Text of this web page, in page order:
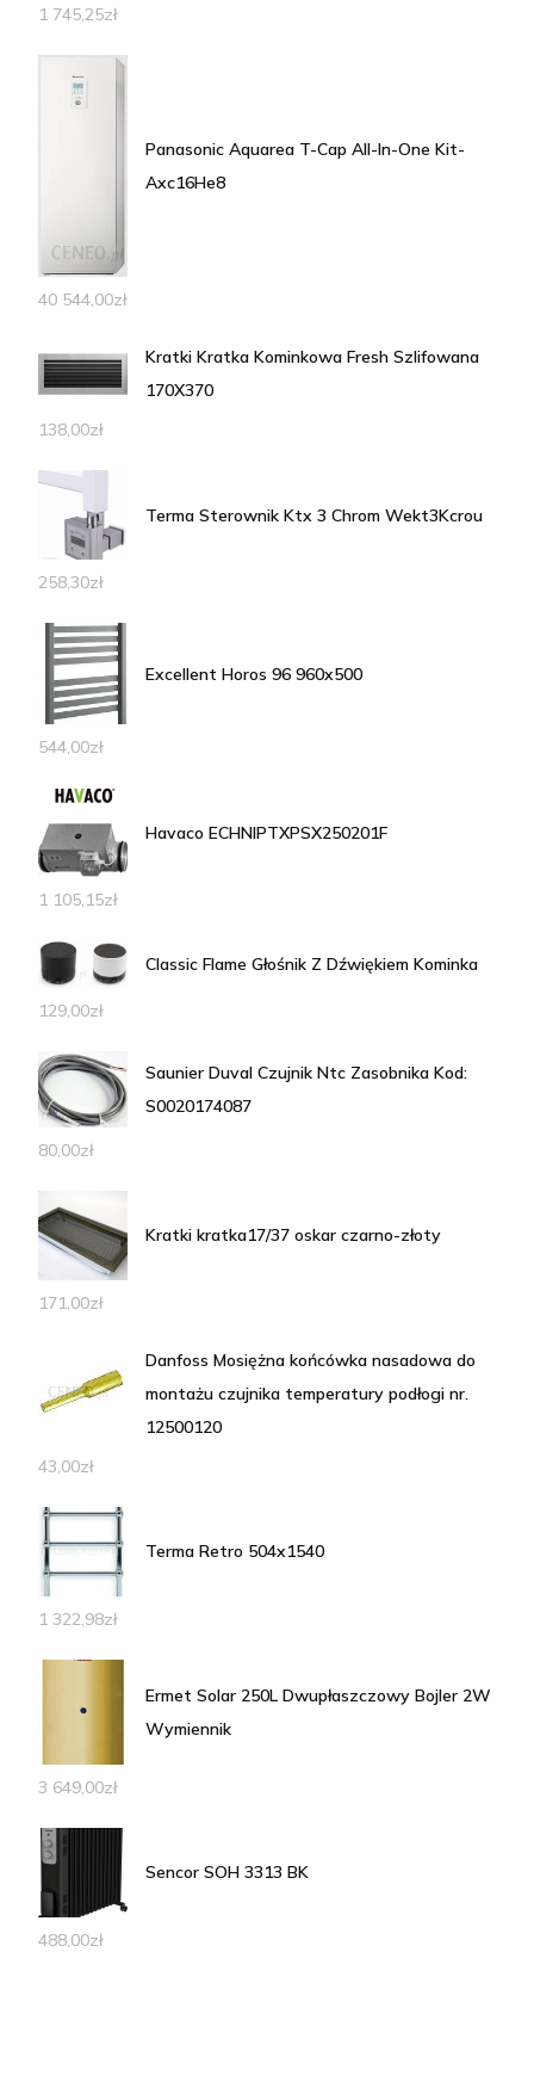
1 745,25zł
Panasonic Aquarea T-Cap All-In-One Kit-
Axc16He8
40 544,00zł
Kratki Kratka Kominkowa Fresh Szlifowana
170X370
138,00zł
Terma Sterownik Ktx 3 Chrom Wekt3Kcrou
258,30zł
Excellent Horos 96 960x500
544,00zł
Havaco ECHNIPTXPSX250201F
1 105,15zł
Classic Flame Głośnik Z Dźwiękiem Kominka
129,00zł
Saunier Duval Czujnik Ntc Zasobnika Kod:
S0020174087
80,00zł
Kratki kratka17/37 oskar czarno-złoty
171,00zł
Danfoss Mosiężna końcówka nasadowa do
montażu czujnika temperatury podłogi nr.
12500120
43,00zł
Terma Retro 504x1540
1 322,98zł
Ermet Solar 250L Dwupłaszczowy Bojler 2W
Wymiennik
3 649,00zł
Sencor SOH 3313 BK
488,00zł